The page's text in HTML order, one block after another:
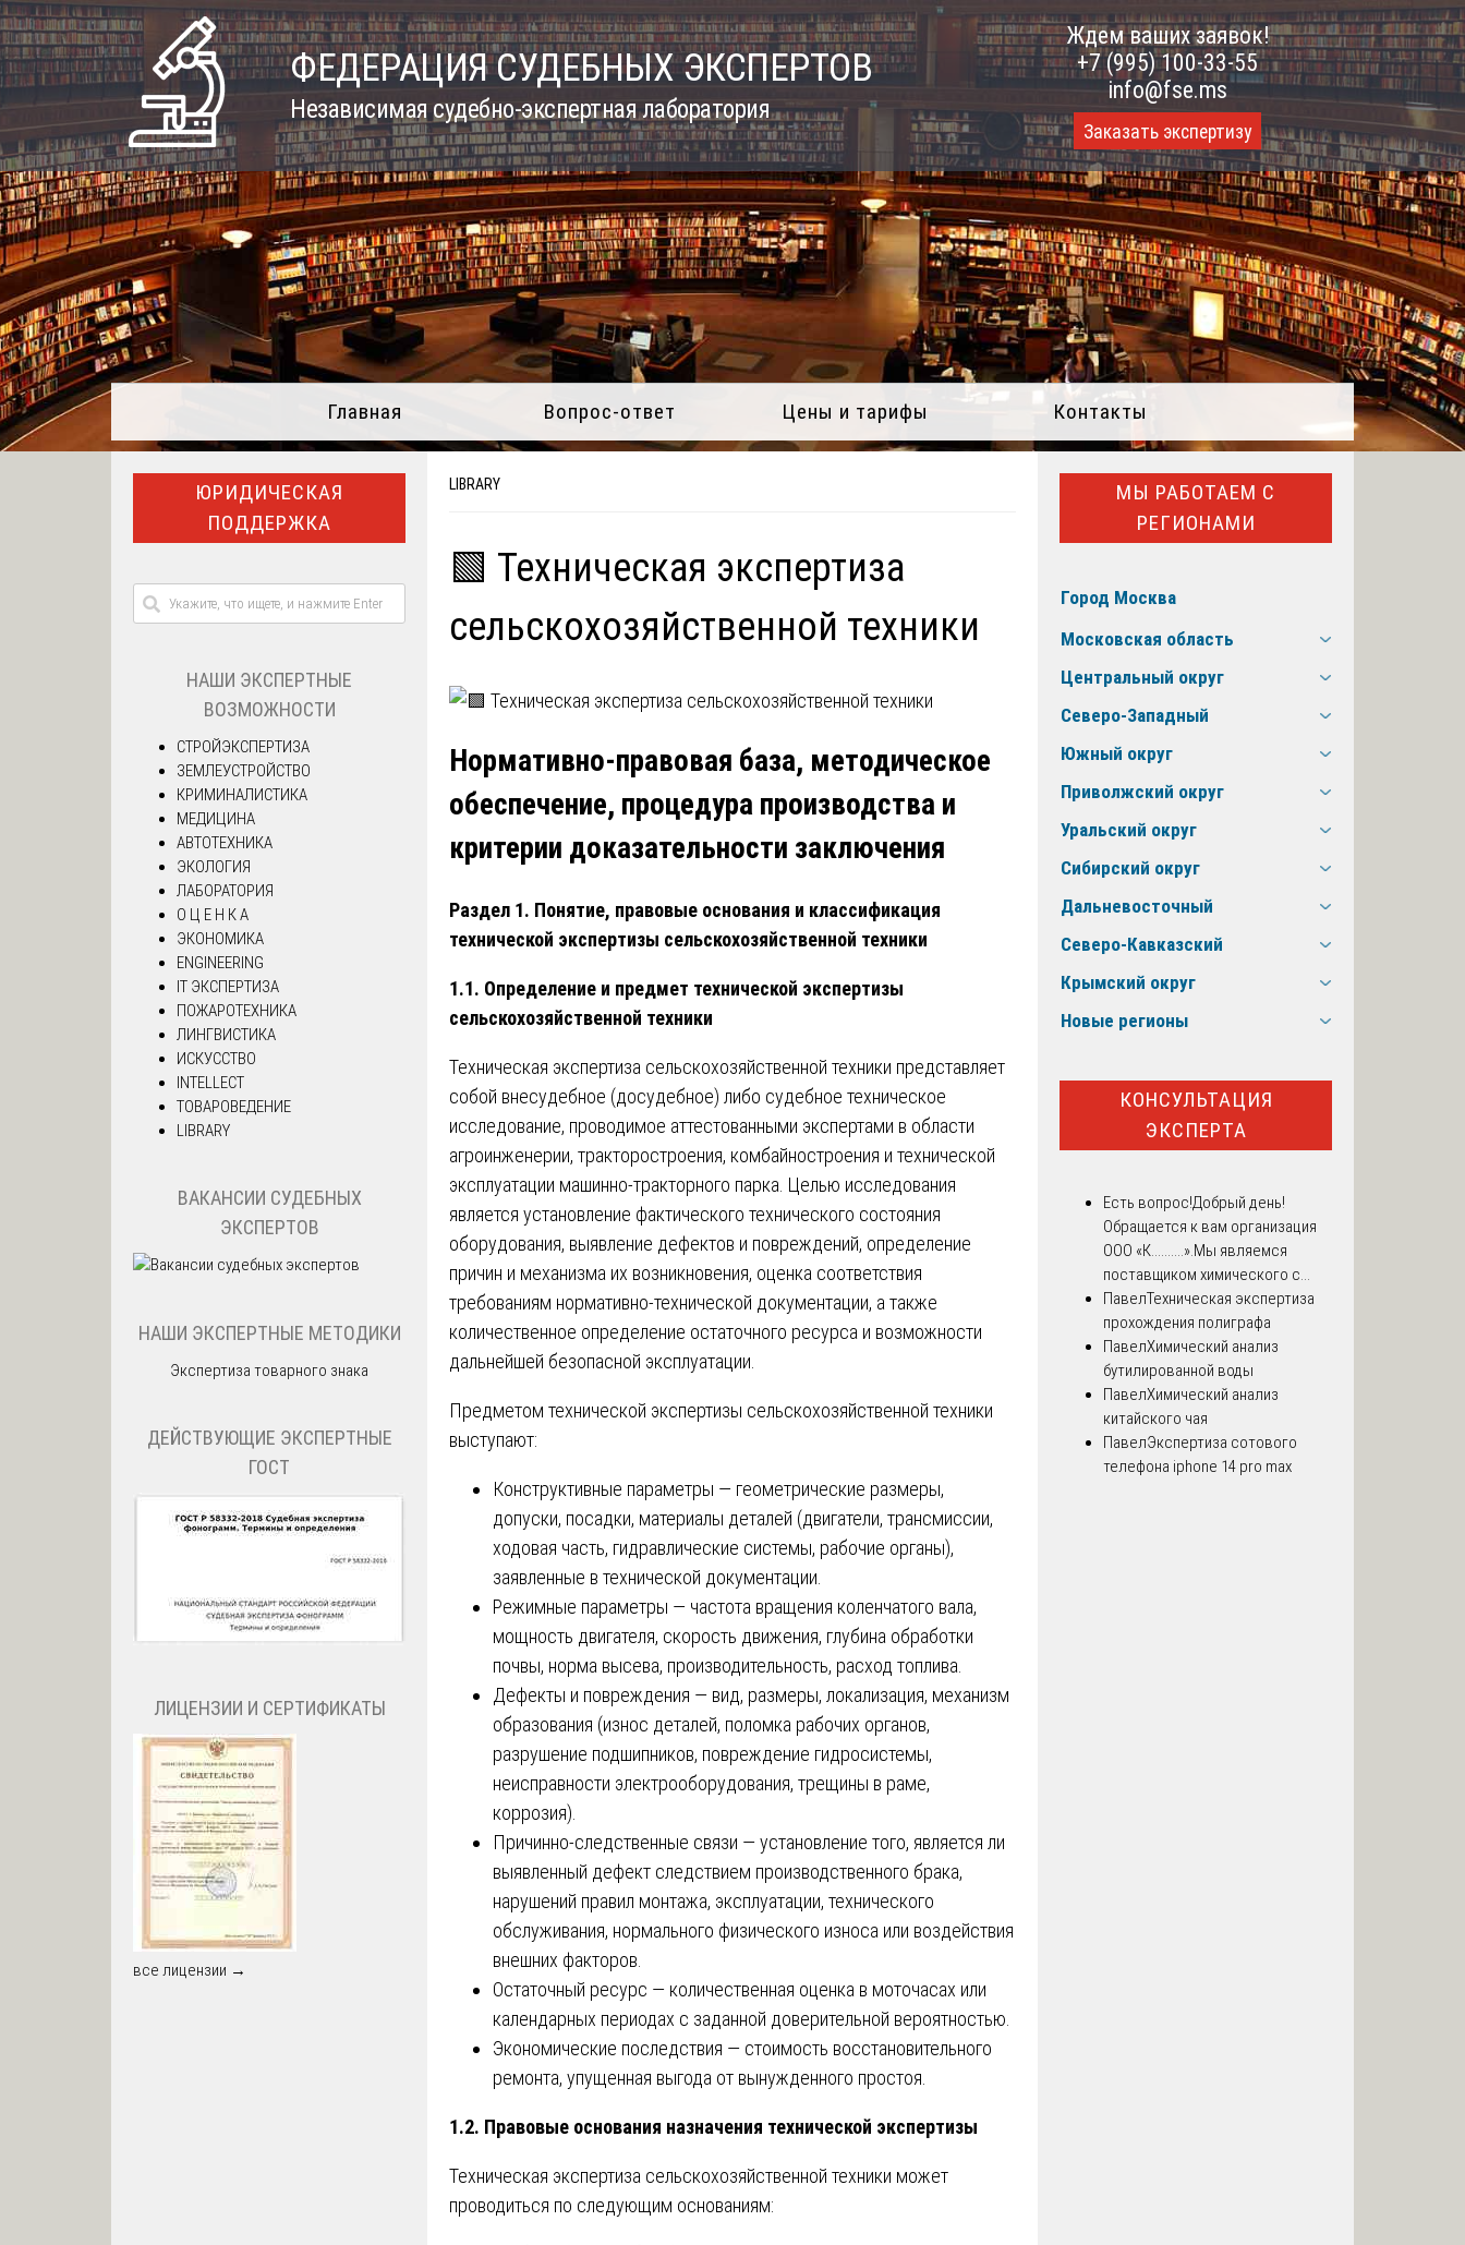
Skip
to
content
ФЕДЕРАЦИЯ СУДЕБНЫХ ЭКСПЕРТОВ
Независимая судебно-экспертная лаборатория
Ждем ваших заявок!
+7 (995) 100-33-55
info@fse.ms
Заказать экспертизу
Главная Вопрос-ответ Цены и тарифы Контакты
LIBRARY
🟩 Техническая экспертиза
сельскохозяйственной техники
Нормативно-правовая база, методическое
обеспечение, процедура производства и
критерии доказательности заключения
Раздел 1. Понятие, правовые основания и классификация
технической экспертизы сельскохозяйственной техники
1.1. Определение и предмет технической экспертизы
сельскохозяйственной техники
Техническая экспертиза сельскохозяйственной техники представляет
собой внесудебное (досудебное) либо судебное техническое
исследование, проводимое аттестованными экспертами в области
агроинженерии, тракторостроения, комбайностроения и технической
эксплуатации машинно-тракторного парка. Целью исследования
является установление фактического технического состояния
оборудования, выявление дефектов и повреждений, определение
причин и механизма их возникновения, оценка соответствия
требованиям нормативно-технической документации, а также
количественное определение остаточного ресурса и возможности
дальнейшей безопасной эксплуатации.
Предметом технической экспертизы сельскохозяйственной техники
выступают:
Конструктивные параметры — геометрические размеры,
допуски, посадки, материалы деталей (двигатели, трансмиссии,
ходовая часть, гидравлические системы, рабочие органы),
заявленные в технической документации.
Режимные параметры — частота вращения коленчатого вала,
мощность двигателя, скорость движения, глубина обработки
почвы, норма высева, производительность, расход топлива.
Дефекты и повреждения — вид, размеры, локализация, механизм
образования (износ деталей, поломка рабочих органов,
разрушение подшипников, повреждение гидросистемы,
неисправности электрооборудования, трещины в раме,
коррозия).
Причинно-следственные связи — установление того, является ли
выявленный дефект следствием производственного брака,
нарушений правил монтажа, эксплуатации, технического
обслуживания, нормального физического износа или воздействия
внешних факторов.
Остаточный ресурс — количественная оценка в моточасах или
календарных периодах с заданной доверительной вероятностью.
Экономические последствия — стоимость восстановительного
ремонта, упущенная выгода от вынужденного простоя.
1.2. Правовые основания назначения технической экспертизы
Техническая экспертиза сельскохозяйственной техники может
проводиться по следующим основаниям:
ЮРИДИЧЕСКАЯ
ПОДДЕРЖКА
НАШИ ЭКСПЕРТНЫЕ
ВОЗМОЖНОСТИ
СТРОЙЭКСПЕРТИЗА
ЗЕМЛЕУСТРОЙСТВО
КРИМИНАЛИСТИКА
МЕДИЦИНА
АВТОТЕХНИКА
ЭКОЛОГИЯ
ЛАБОРАТОРИЯ
О Ц Е Н К А
ЭКОНОМИКА
ENGINEERING
IT ЭКСПЕРТИЗА
ПОЖАРОТЕХНИКА
ЛИНГВИСТИКА
ИСКУССТВО
INTELLECT
ТОВАРОВЕДЕНИЕ
LIBRARY
ВАКАНСИИ СУДЕБНЫХ
ЭКСПЕРТОВ
НАШИ ЭКСПЕРТНЫЕ МЕТОДИКИ
Экспертиза товарного знака
ДЕЙСТВУЮЩИЕ ЭКСПЕРТНЫЕ
ГОСТ
ЛИЦЕНЗИИ И СЕРТИФИКАТЫ
все лицензии →
МЫ РАБОТАЕМ С
РЕГИОНАМИ
Город Москва
Московская область
Центральный округ
Северо-Западный
Южный округ
Приволжский округ
Уральский округ
Сибирский округ
Дальневосточный
Северо-Кавказский
Крымский округ
Новые регионы
КОНСУЛЬТАЦИЯ
ЭКСПЕРТА
Есть вопрос!Добрый день!
Обращается к вам организация
ООО «К..........».Мы являемся
поставщиком химического с...
ПавелТехническая экспертиза
прохождения полиграфа
ПавелХимический анализ
бутилированной воды
ПавелХимический анализ
китайского чая
ПавелЭкспертиза сотового
телефона iphone 14 pro max